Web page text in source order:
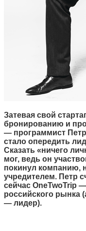
Затевая свой
бронированию и
— программист
стало опередить
Сказать «ничего
мог, ведь он
покинул компанию,
учредителем. Петр
сейчас OneTwoTrip
российского рынка
— лидер).